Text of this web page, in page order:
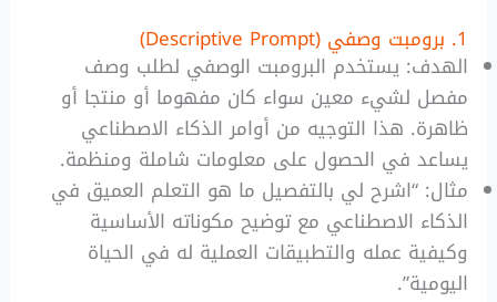
1. برومبت وصفي (Descriptive Prompt)
الهدف: يستخدم البرومبت الوصفي لطلب وصف
مفصل لشيء معين سواء كان مفهوما أو منتجا أو
ظاهرة. هذا التوجيه من أوامر الذكاء الاصطناعي
يساعد في الحصول على معلومات شاملة ومنظمة.
مثال: “اشرح لي بالتفصيل ما هو التعلم العميق في
الذكاء الاصطناعي مع توضيح مكوناته الأساسية
وكيفية عمله والتطبيقات العملية له في الحياة
اليومية”.